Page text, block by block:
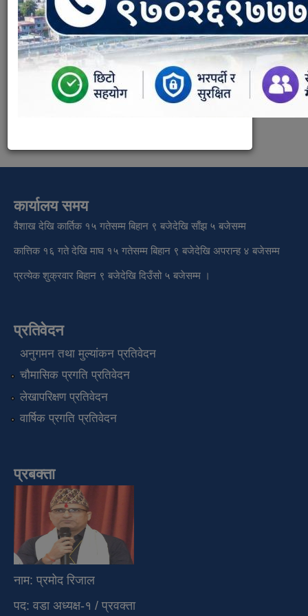
सार्वजनिक सुनुवाई कार्यक्रम प्रतिवेदन !!
Supporting Documents:
public hearing report 2078 chaitra nepalgunj.pdf
Show in Slider:
कार्यालय समय
वैशाख देखि कार्तिक १५ गतेसम्म बिहान ९ बजेदेखि साँझ ५ बजेसम्म
कात्तिक १६ गते देखि माघ १५ गतेसम्म बिहान ९ बजेदेखि अपरान्ह ४ बजेसम्म
प्रत्येक शुक्रवार बिहान ९ बजेदेखि दिउँसो ५ बजेसम्म ।
प्रतिवेदन
अनुगमन तथा मुल्यांकन प्रतिवेदन
चौमासिक प्रगति प्रतिवेदन
लेखापरिक्षण प्रतिवेदन
वार्षिक प्रगति प्रतिवेदन
प्रबक्ता
नाम: प्रमोद रिजाल
पद: वडा अध्यक्ष-१ / प्रवक्ता